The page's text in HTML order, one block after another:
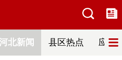
河北新闻 县区热点 应急